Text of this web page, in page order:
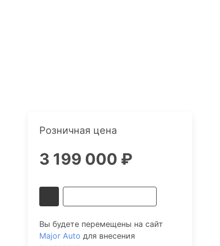
Розничная цена
3 199 000 ₽
Вы будете перемещены на сайт
Major Auto для внесения